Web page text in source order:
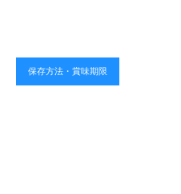
保存方法・賞味期限